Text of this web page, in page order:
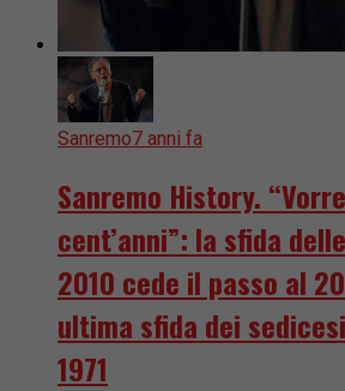
Sanremo7 anni fa
Sanremo History.
cent’anni”: la sfida
2010 cede il passo al
ultima sfida dei
1971